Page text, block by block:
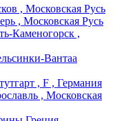
, Московская Русь
, Московская Русь
Каменогорск ,
Вантаа
, F , Германия
, Московская